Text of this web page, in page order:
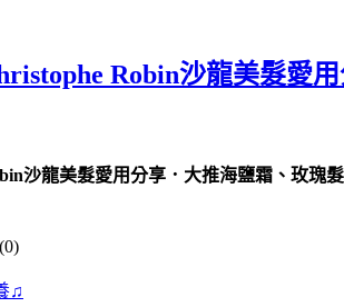
Robin沙龍美髮愛
沙龍美髮愛用分享．大推海鹽霜、玫瑰
(0)
♫